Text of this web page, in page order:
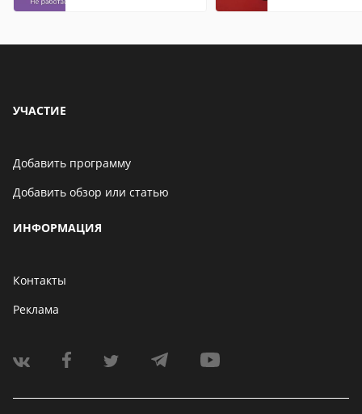
УЧАСТИЕ
Добавить программу
Добавить обзор или статью
ИНФОРМАЦИЯ
Контакты
Реклама